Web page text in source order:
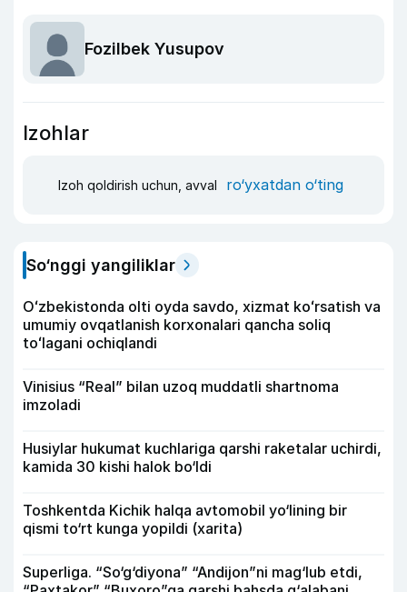
Fozilbek Yusupov
Izohlar
Izoh qoldirish uchun, avval ro‘yxatdan o‘ting
So‘nggi yangiliklar
Oʻzbekistonda olti oyda savdo, xizmat koʻrsatish va
umumiy ovqatlanish korxonalari qancha soliq
toʻlagani ochiqlandi
Vinisius “Real” bilan uzoq muddatli shartnoma
imzoladi
Husiylar hukumat kuchlariga qarshi raketalar uchirdi,
kamida 30 kishi halok bo‘ldi
Toshkentda Kichik halqa avtomobil yo‘lining bir
qismi to‘rt kunga yopildi (xarita)
Superliga. “So‘g‘diyona” “Andijon”ni mag‘lub etdi,